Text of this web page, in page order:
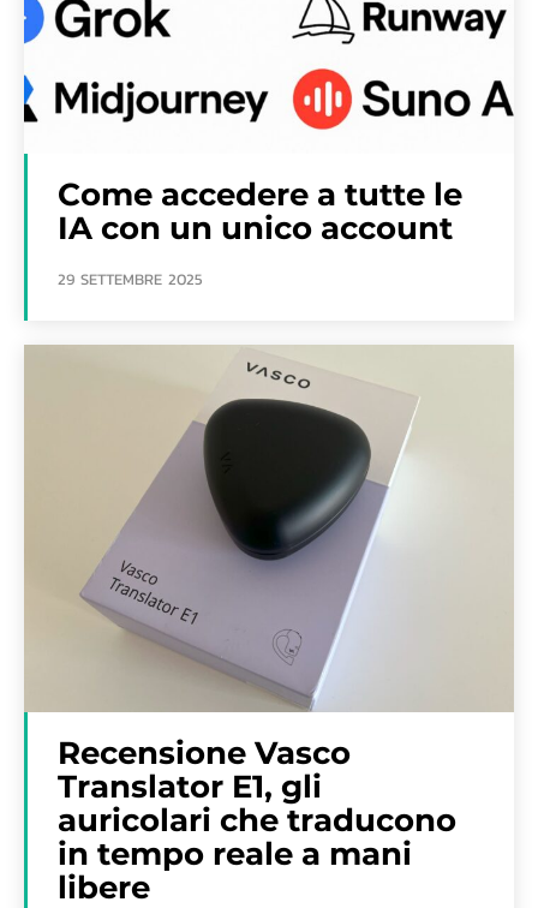
Come accedere a tutte le
IA con un unico account
29 SETTEMBRE 2025
Recensione Vasco
Translator E1, gli
auricolari che traducono
in tempo reale a mani
libere